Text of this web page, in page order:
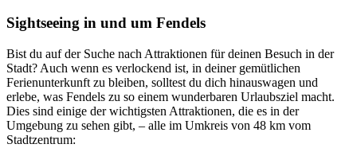
Sightseeing in und um Fendels
Bist du auf der Suche nach Attraktionen für deinen Besuch in der
Stadt? Auch wenn es verlockend ist, in deiner gemütlichen
Ferienunterkunft zu bleiben, solltest du dich hinauswagen und
erlebe, was Fendels zu so einem wunderbaren Urlaubsziel macht.
Dies sind einige der wichtigsten Attraktionen, die es in der
Umgebung zu sehen gibt, – alle im Umkreis von 48 km vom
Stadtzentrum: